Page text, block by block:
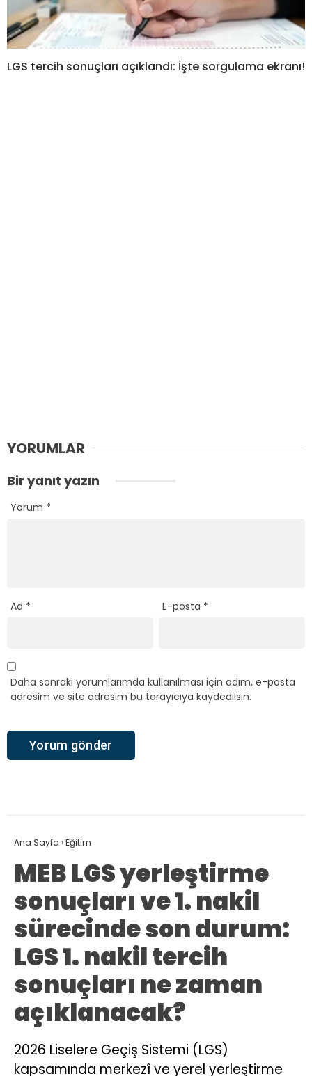
LGS tercih sonuçları açıklandı: İşte sorgulama ekranı!
YORUMLAR
Bir yanıt yazın
Yorum *
Ad * E-posta *
Daha sonraki yorumlarımda kullanılması için adım, e-posta
adresim ve site adresim bu tarayıcıya kaydedilsin.
Ana Sayfa ›Eğitim
MEB LGS yerleştirme
sonuçları ve 1. nakil
sürecinde son durum:
LGS 1. nakil tercih
sonuçları ne zaman
açıklanacak?
2026 Liselere Geçiş Sistemi (LGS)
kapsamında merkezî ve yerel yerleştirme